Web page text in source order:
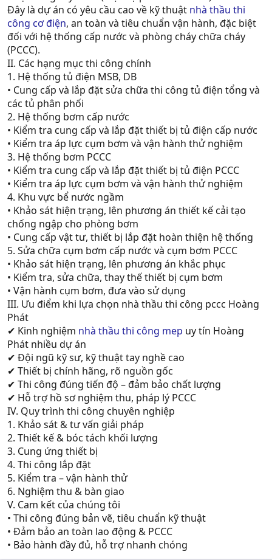
Đây là dự án có yêu cầu cao về kỹ thuật nhà thầu thi
công cơ điện, an toàn và tiêu chuẩn vận hành, đặc biệt
đối với hệ thống cấp nước và phòng cháy chữa cháy
(PCCC).
II. Các hạng mục thi công chính
1. Hệ thống tủ điện MSB, DB
• Cung cấp và lắp đặt sửa chữa thi công tủ điện tổng và
các tủ phân phối
2. Hệ thống bơm cấp nước
• Kiểm tra cung cấp và lắp đặt thiết bị tủ điện cấp nước
• Kiểm tra áp lực cụm bơm và vận hành thử nghiệm
3. Hệ thống bơm PCCC
• Kiểm tra cung cấp và lắp đặt thiết bị tủ điện PCCC
• Kiểm tra áp lực cụm bơm và vận hành thử nghiệm
4. Khu vực bể nước ngầm
• Khảo sát hiện trạng, lên phương án thiết kế cải tạo
chống ngập cho phòng bơm
• Cung cấp vật tư, thiết bị lắp đặt hoàn thiện hệ thống
5. Sửa chữa cụm bơm cấp nước và cụm bơm PCCC
• Khảo sát hiện trạng, lên phương án khắc phục
• Kiểm tra, sửa chữa, thay thế thiết bị cụm bơm
• Vận hành cụm bơm, đưa vào sử dụng
III. Ưu điểm khi lựa chọn nhà thầu thi công pccc Hoàng
Phát
✔ Kinh nghiệm nhà thầu thi công mep uy tín Hoàng
Phát nhiều dự án
✔ Đội ngũ kỹ sư, kỹ thuật tay nghề cao
✔ Thiết bị chính hãng, rõ nguồn gốc
✔ Thi công đúng tiến độ – đảm bảo chất lượng
✔ Hỗ trợ hồ sơ nghiệm thu, pháp lý PCCC
IV. Quy trình thi công chuyên nghiệp
1. Khảo sát & tư vấn giải pháp
2. Thiết kế & bóc tách khối lượng
3. Cung ứng thiết bị
4. Thi công lắp đặt
5. Kiểm tra – vận hành thử
6. Nghiệm thu & bàn giao
V. Cam kết của chúng tôi
• Thi công đúng bản vẽ, tiêu chuẩn kỹ thuật
• Đảm bảo an toàn lao động & PCCC
• Bảo hành đầy đủ, hỗ trợ nhanh chóng